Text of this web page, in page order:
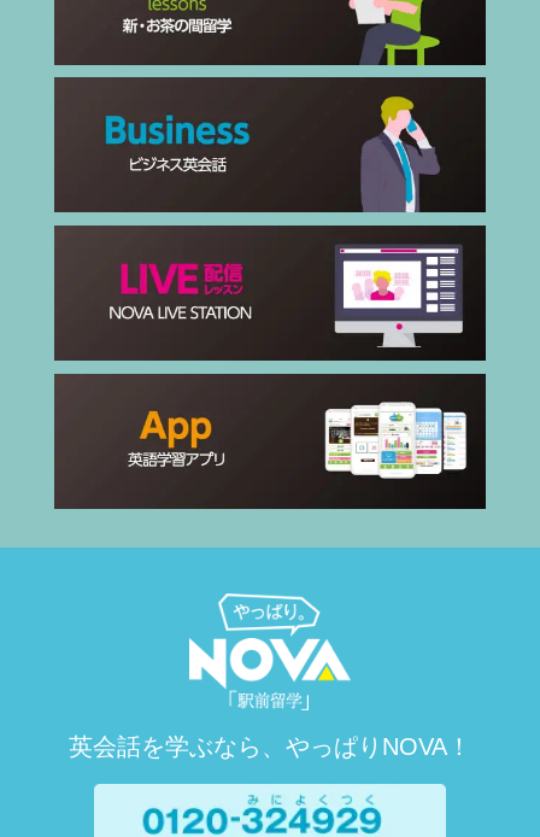
英会話を学ぶなら、やっぱりNOVA！